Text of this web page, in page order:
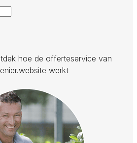
hoe de offerteservice van
werkt